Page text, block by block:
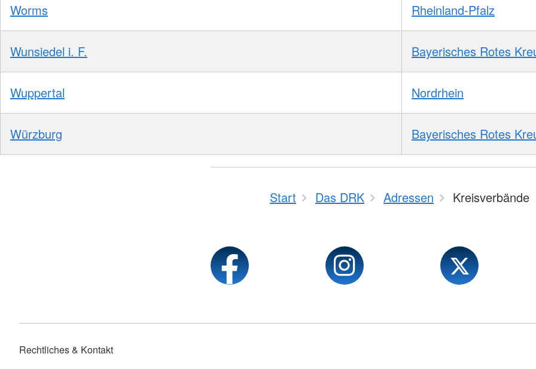
Worms Rheinland-Pfalz
Wunsiedel i. F. Bayerisches Rotes
Wuppertal Nordrhein
Würzburg Bayerisches Rotes
Start Das DRK Adressen Kreisverbände
Rechtliches & Kontakt